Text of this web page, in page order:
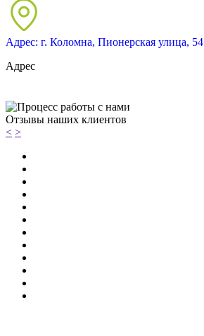
Адрес: г. Коломна, Пионерская улица, 54
Адрес
Отзывы наших клиентов
< >